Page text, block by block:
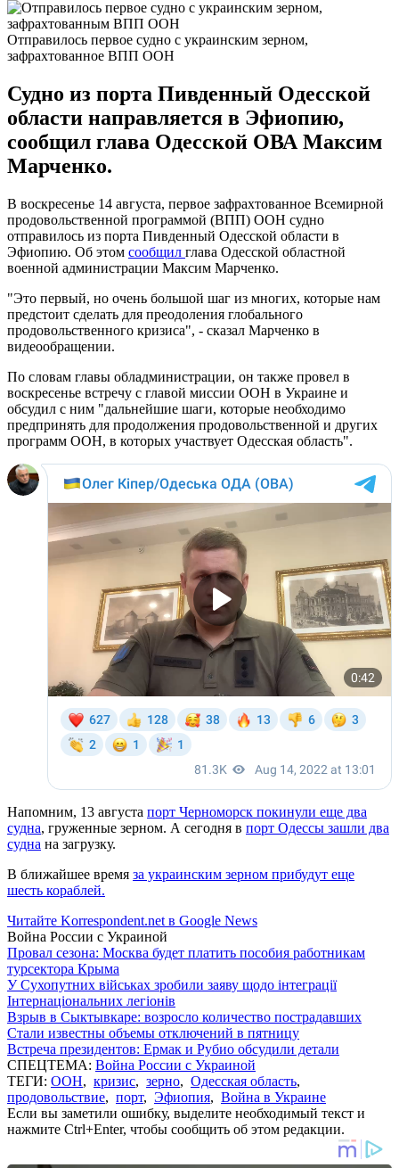
Отправилось первое судно с украинским зерном,
зафрахтованное ВПП ООН
Судно из порта Пивденный Одесской
области направляется в Эфиопию,
сообщил глава Одесской ОВА Максим
Марченко.
В воскресенье 14 августа, первое зафрахтованное Всемирной
продовольственной программой (ВПП) ООН судно
отправилось из порта Пивденный Одесской области в
Эфиопию. Об этом сообщил глава Одесской областной
военной администрации Максим Марченко.
"Это первый, но очень большой шаг из многих, которые нам
предстоит сделать для преодоления глобального
продовольственного кризиса", - сказал Марченко в
видеообращении.
По словам главы обладминистрации, он также провел в
воскресенье встречу с главой миссии ООН в Украине и
обсудил с ним "дальнейшие шаги, которые необходимо
предпринять для продолжения продовольственной и других
программ ООН, в которых участвует Одесская область".
Напомним, 13 августа порт Черноморск покинули еще два
судна, груженные зерном. А сегодня в порт Одессы зашли два
судна на загрузку.
В ближайшее время за украинским зерном прибудут еще
шесть кораблей.
Читайте Korrespondent.net в Google News
Война России с Украиной
Провал сезона: Москва будет платить пособия работникам
турсектора Крыма
У Сухопутних військах зробили заяву щодо інтеграції
Інтернаціональних легіонів
Взрыв в Сыктывкаре: возросло количество пострадавших
Стали известны объемы отключений в пятницу
Встреча президентов: Ермак и Рубио обсудили детали
СПЕЦТЕМА: Война России с Украиной
ТЕГИ: ООН, кризис, зерно, Одесская область,
продовольствие, порт, Эфиопия, Война в Украине
Если вы заметили ошибку, выделите необходимый текст и
нажмите Ctrl+Enter, чтобы сообщить об этом редакции.